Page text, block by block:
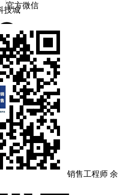
技城
销售工程师 余
官方微信
官方抖音